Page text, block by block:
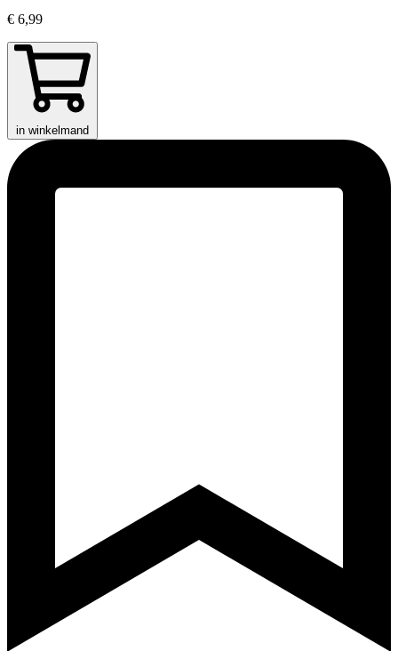
€ 6,99
in winkelmand